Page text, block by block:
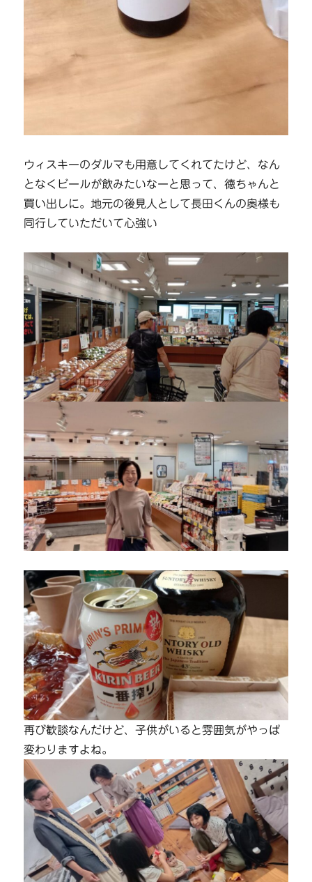
ウィスキーのダルマも用意してくれてたけど、なん
となくビールが飲みたいなーと思って、徳ちゃんと
買い出しに。地元の後見人として長田くんの奥様も
同行していただいて心強い
再び歓談なんだけど、子供がいると雰囲気がやっぱ
変わりますよね。